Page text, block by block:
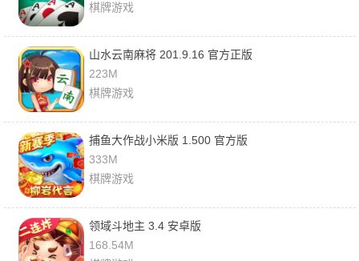
棋牌游戏
山水云南麻将 201.9.16 官方正版
223M
棋牌游戏
捕鱼大作战小米版 1.500 官方版
333M
棋牌游戏
领域斗地主 3.4 安卓版
168.54M